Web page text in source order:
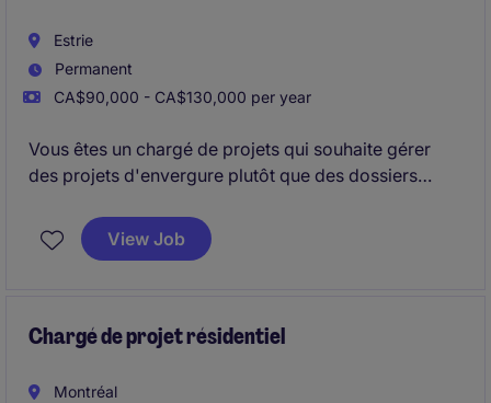
Estrie
Permanent
CA$90,000 - CA$130,000 per year
Vous êtes un chargé de projets qui souhaite gérer
des projets d'envergure plutôt que des dossiers
View Job
Chargé de projet résidentiel
Montréal